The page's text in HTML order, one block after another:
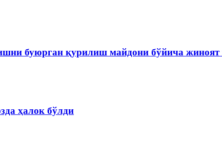
буюрган қурилиш майдони бўйича жиноят
ҳалок бўлди